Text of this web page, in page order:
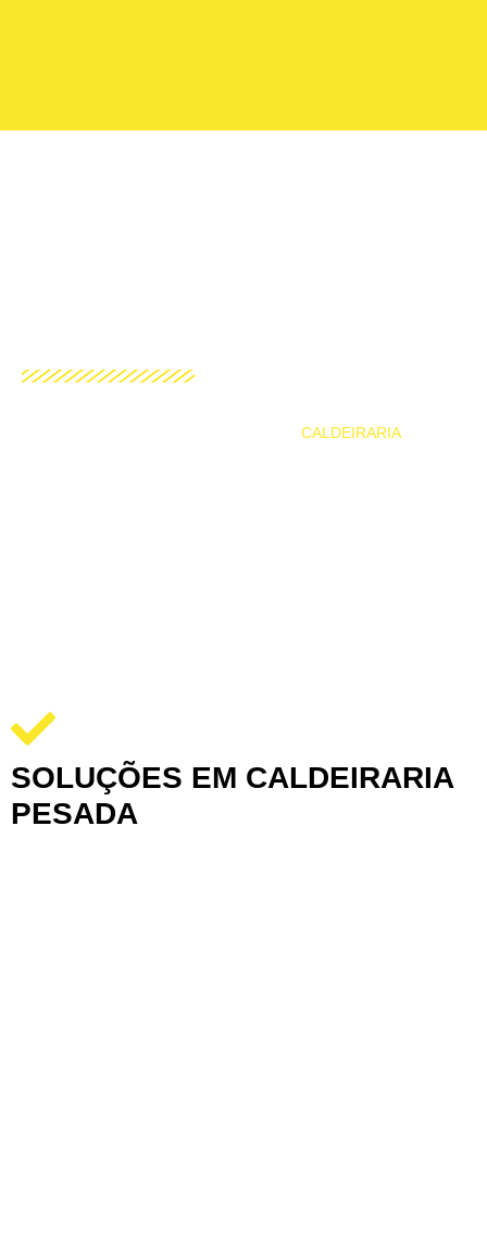
CALDEIRARIA
SOLUÇÕES EM CALDEIRARIA
PESADA